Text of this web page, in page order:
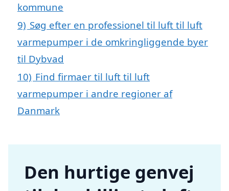
kommune
9) Søg efter en professionel til luft til luft
varmepumper i de omkringliggende byer
til Dybvad
10) Find firmaer til luft til luft
varmepumper i andre regioner af
Danmark
Den hurtige genvej